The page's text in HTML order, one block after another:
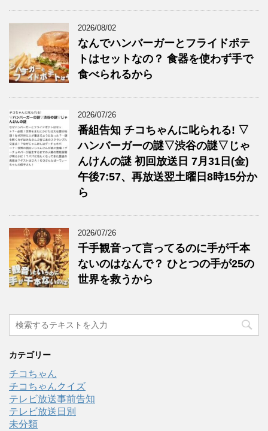
2026/08/02
なんでハンバーガーとフライドポテ
トはセットなの？ 食器を使わず手で
食べられるから
2026/07/26
番組告知 チコちゃんに叱られる! ▽
ハンバーガーの謎▽渋谷の謎▽じゃ
んけんの謎 初回放送日 7月31日(金)
午後7:57、再放送翌土曜日8時15分か
ら
2026/07/26
千手観音って言ってるのに手が千本
ないのはなんで？ ひとつの手が25の
世界を救うから
カテゴリー
チコちゃん
チコちゃんクイズ
テレビ放送事前告知
テレビ放送日別
未分類